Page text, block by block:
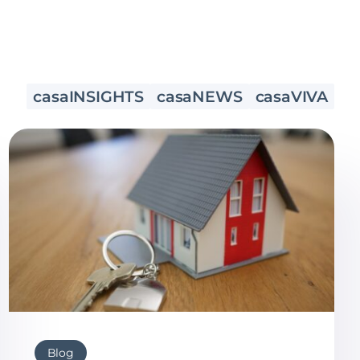
casaINSIGHTS casaNEWS casaVIVA
Blog